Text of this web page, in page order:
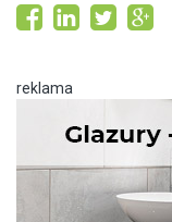
reklama